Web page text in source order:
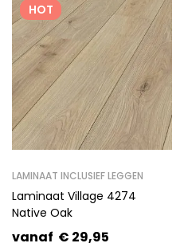
HOT
LAMINAAT INCLUSIEF LEGGEN
Laminaat Village 4274
Native Oak
vanaf € 29,95